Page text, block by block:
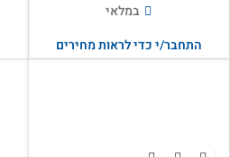
במלאי
התחבר/י כדי לראות מחירים